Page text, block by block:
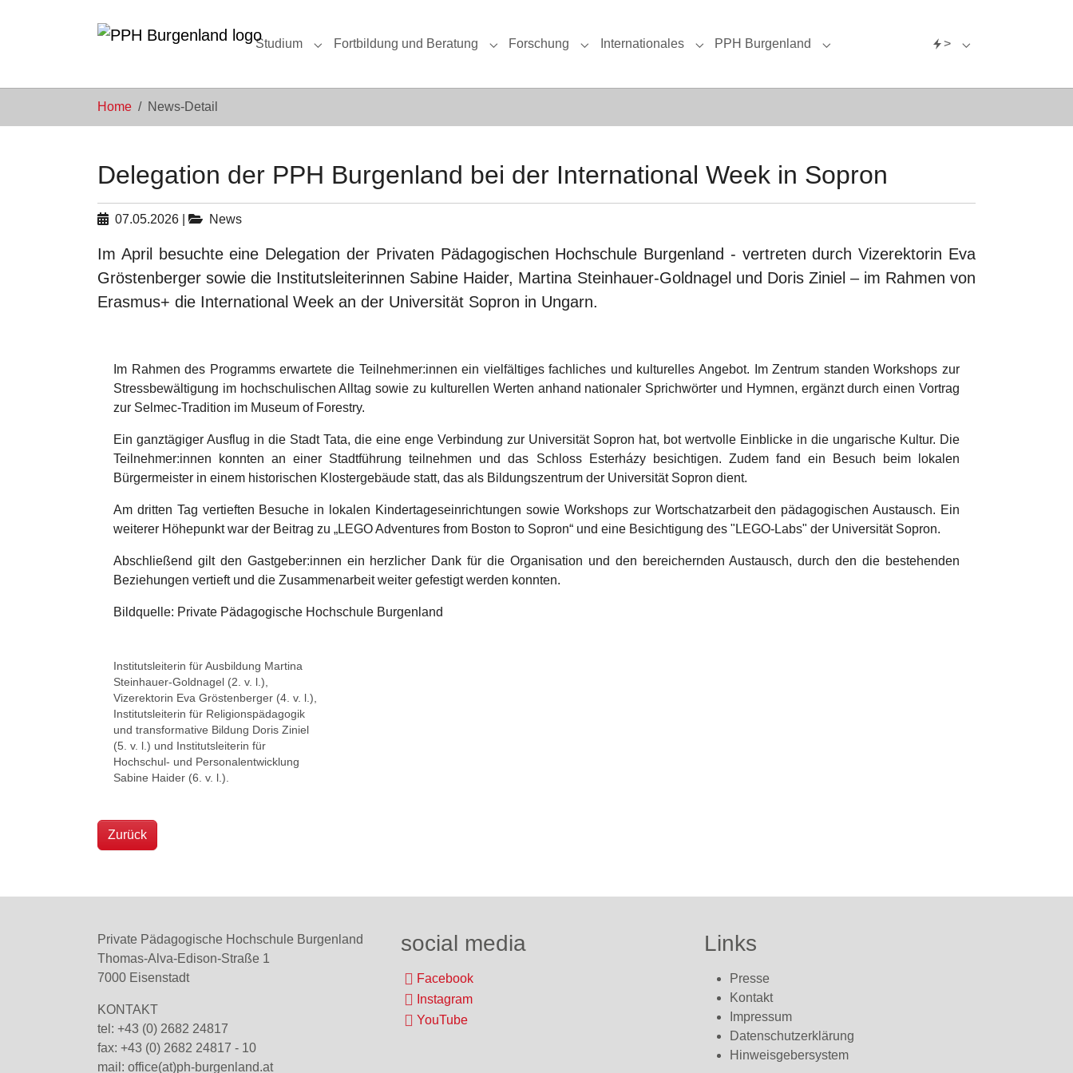
Studium
Submenu for "Studium"
Fortbildung und Beratung
Submenu for "Fortbildung und Beratung"
Forschung
Submenu for "Forschung"
Internationales
Submenu for "Internationales"
PPH Burgenland
Submenu for "PPH Burgenland"
>
Submenu for ">"
Home News-Detail
Delegation der PPH Burgenland bei der International Week in Sopron
07.05.2026 News
Im April besuchte eine Delegation der Privaten Pädagogischen Hochschule Burgenland - vertreten durch Vizerektorin Eva
Gröstenberger sowie die Institutsleiterinnen Sabine Haider, Martina Steinhauer-Goldnagel und Doris Ziniel – im Rahmen von
Erasmus+ die International Week an der Universität Sopron in Ungarn.
Im Rahmen des Programms erwartete die Teilnehmer:innen ein vielfältiges fachliches und kulturelles Angebot. Im Zentrum standen Workshops zur
Stressbewältigung im hochschulischen Alltag sowie zu kulturellen Werten anhand nationaler Sprichwörter und Hymnen, ergänzt durch einen Vortrag
zur Selmec-Tradition im Museum of Forestry.
Ein ganztägiger Ausflug in die Stadt Tata, die eine enge Verbindung zur Universität Sopron hat, bot wertvolle Einblicke in die ungarische Kultur. Die
Teilnehmer:innen konnten an einer Stadtführung teilnehmen und das Schloss Esterházy besichtigen. Zudem fand ein Besuch beim lokalen
Bürgermeister in einem historischen Klostergebäude statt, das als Bildungszentrum der Universität Sopron dient.
Am dritten Tag vertieften Besuche in lokalen Kindertageseinrichtungen sowie Workshops zur Wortschatzarbeit den pädagogischen Austausch. Ein
weiterer Höhepunkt war der Beitrag zu „LEGO Adventures from Boston to Sopron“ und eine Besichtigung des "LEGO-Labs" der Universität Sopron.
Abschließend gilt den Gastgeber:innen ein herzlicher Dank für die Organisation und den bereichernden Austausch, durch den die bestehenden
Beziehungen vertieft und die Zusammenarbeit weiter gefestigt werden konnten.
Bildquelle: Private Pädagogische Hochschule Burgenland
Show larger version
Institutsleiterin für Ausbildung Martina
Steinhauer-Goldnagel (2. v. l.),
Vizerektorin Eva Gröstenberger (4. v. l.),
Institutsleiterin für Religionspädagogik
und transformative Bildung Doris Ziniel
(5. v. l.) und Institutsleiterin für
Hochschul- und Personalentwicklung
Sabine Haider (6. v. l.).
Zurück
Private Pädagogische Hochschule Burgenland
Thomas-Alva-Edison-Straße 1
7000 Eisenstadt
KONTAKT
tel: +43 (0) 2682 24817
fax: +43 (0) 2682 24817 - 10
mail: office(at)ph-burgenland.at
social media
Facebook
Instagram
YouTube
Links
Presse
Kontakt
Impressum
Datenschutzerklärung
Hinweisgebersystem